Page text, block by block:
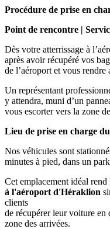
Procédure de prise en
Point de rencontre |
Dès votre atterrissage à
après avoir récupéré vos
de l’aéroport et vous rendre
Un représentant
y attendra, muni d’un
vous escorter vers la zone
Lieu de prise en charge
Nos véhicules sont
minutes à pied, dans un
Cet emplacement idéal rend
à l'aéroport d'Héraklion
clients
de récupérer leur voiture en
zone des arrivées.